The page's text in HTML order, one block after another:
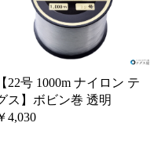
【22号 1000m ナイロン テ
ス】ボビン巻 透明
4,030